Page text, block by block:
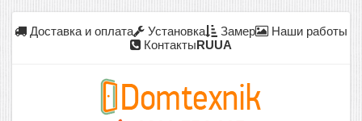
Доставка и оплата Установка Замер
Наши работы
КонтактыRUUA